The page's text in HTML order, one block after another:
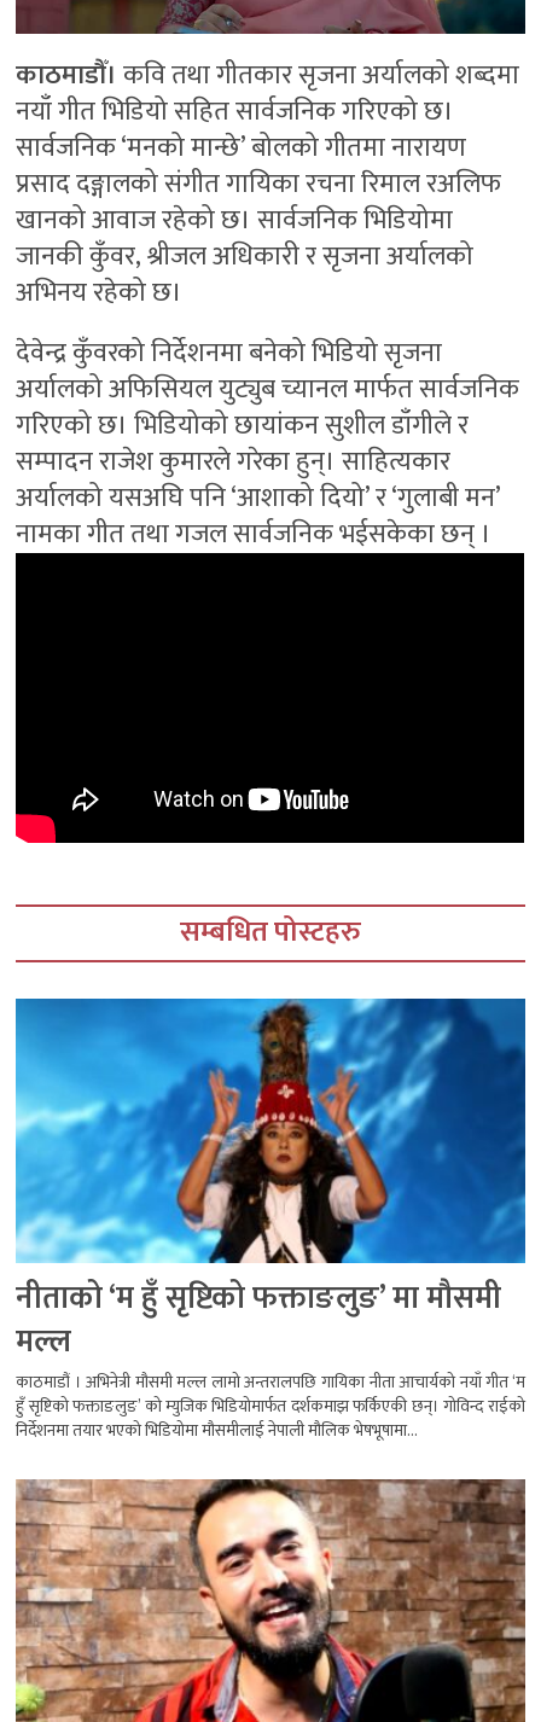
काठमाडौँ। कवि तथा गीतकार सृजना अर्यालको शब्दमा
नयाँ गीत भिडियो सहित सार्वजनिक गरिएको छ।
सार्वजनिक ‘मनको मान्छे’ बोलको गीतमा नारायण
प्रसाद दङ्गालको संगीत गायिका रचना रिमाल रअलिफ
खानको आवाज रहेको छ। सार्वजनिक भिडियोमा
जानकी कुँवर, श्रीजल अधिकारी र सृजना अर्यालको
अभिनय रहेको छ।
देवेन्द्र कुँवरको निर्देशनमा बनेको भिडियो सृजना
अर्यालको अफिसियल युट्युब च्यानल मार्फत सार्वजनिक
गरिएको छ। भिडियोको छायांकन सुशील डाँगीले र
सम्पादन राजेश कुमारले गरेका हुन्। साहित्यकार
अर्यालको यसअघि पनि ‘आशाको दियो’ र ‘गुलाबी मन’
नामका गीत तथा गजल सार्वजनिक भईसकेका छन् ।
सम्बधित पोस्टहरु
नीताको ‘म हुँ सृष्टिको फक्ताङलुङ’ मा मौसमी
मल्ल
काठमाडौं । अभिनेत्री मौसमी मल्ल लामो अन्तरालपछि गायिका नीता आचार्यको नयाँ गीत ‘म
हुँ सृष्टिको फक्ताङलुङ’ को म्युजिक भिडियोमार्फत दर्शकमाझ फर्किएकी छन्। गोविन्द राईको
निर्देशनमा तयार भएको भिडियोमा मौसमीलाई नेपाली मौलिक भेषभूषामा...